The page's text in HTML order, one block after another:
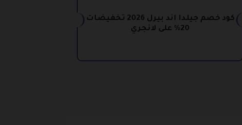
كود خصم جيلدا اند بيرل 2026 تخفيضات
20% على لانجري